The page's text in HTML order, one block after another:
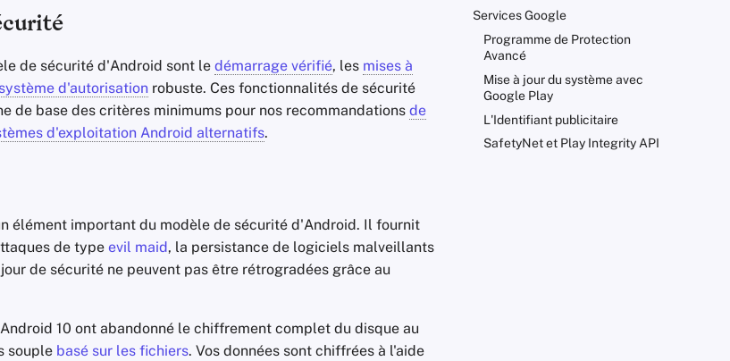
Services Google
Programme de Protection
Avancé
Mise à jour du système avec
Google Play
L'Identifiant publicitaire
SafetyNet et Play Integrity API
de sécurité d'Android sont le démarrage vérifié, les mises à
système d'autorisation robuste. Ces fonctionnalités de sécurité
de base des critères minimums pour nos recommandations de
d'exploitation Android alternatifs.
élément important du modèle de sécurité d'Android. Il fournit
de type evil maid, la persistance de logiciels malveillants
de sécurité ne peuvent pas être rétrogradées grâce au
10 ont abandonné le chiffrement complet du disque au
souple basé sur les fichiers. Vos données sont chiffrées à l'aide